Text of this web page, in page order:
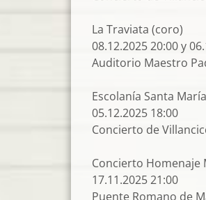
La Traviata (coro)
08.12.2025 20:00 y
Auditorio Maestro
Escolanía Santa
05.12.2025 18:00
Concierto de
Concierto Homenaje
17.11.2025 21:00
Puente Romano de